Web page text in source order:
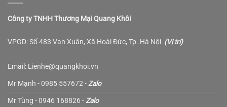
Công ty TNHH Thương Mại Quang Khôi
VPGD: Số 483 Vạn Xuân, Xã Hoài Đức, Tp. Hà Nội (Vị trí)
Email: Lienhe@quangkhoi.vn
Mr Mạnh - 0985 557672 - Zalo
Mr Tùng - 0946 168826 - Zalo